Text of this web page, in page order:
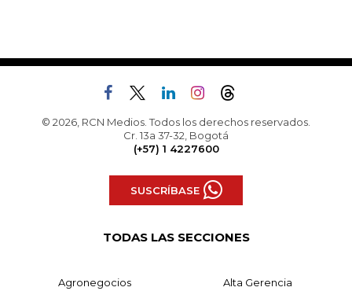
© 2026, RCN Medios. Todos los derechos reservados.
Cr. 13a 37-32, Bogotá
(+57) 1 4227600
SUSCRÍBASE
TODAS LAS SECCIONES
Agronegocios Alta Gerencia